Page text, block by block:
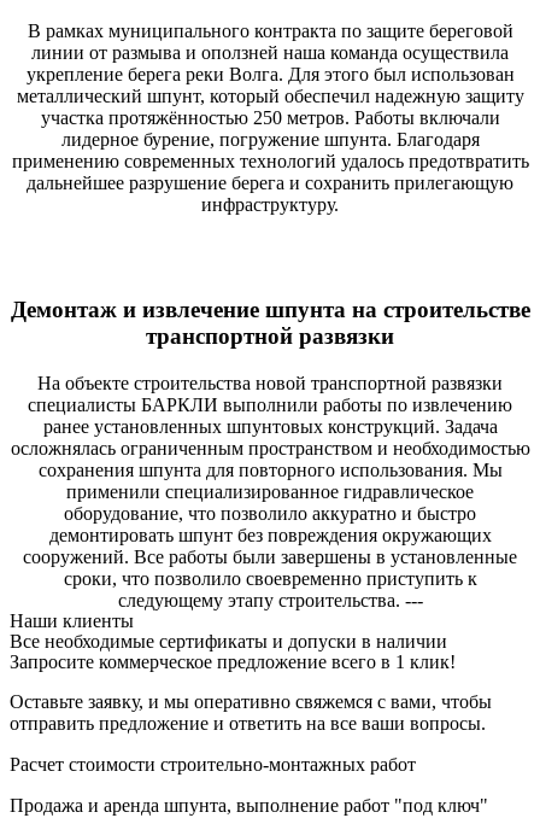
В рамках муниципального контракта по защите береговой
линии от размыва и оползней наша команда осуществила
укрепление берега реки Волга. Для этого был использован
металлический шпунт, который обеспечил надежную защиту
участка протяжённостью 250 метров. Работы включали
лидерное бурение, погружение шпунта. Благодаря
применению современных технологий удалось предотвратить
дальнейшее разрушение берега и сохранить прилегающую
инфраструктуру.
Демонтаж и извлечение шпунта на строительстве
транспортной развязки
На объекте строительства новой транспортной развязки
специалисты БАРКЛИ выполнили работы по извлечению
ранее установленных шпунтовых конструкций. Задача
осложнялась ограниченным пространством и необходимостью
сохранения шпунта для повторного использования. Мы
применили специализированное гидравлическое
оборудование, что позволило аккуратно и быстро
демонтировать шпунт без повреждения окружающих
сооружений. Все работы были завершены в установленные
сроки, что позволило своевременно приступить к
следующему этапу строительства. ---
Наши клиенты
Все необходимые сертификаты и допуски в наличии
Запросите коммерческое предложение всего в 1 клик!
Оставьте заявку, и мы оперативно свяжемся с вами, чтобы
отправить предложение и ответить на все ваши вопросы.
Расчет стоимости строительно-монтажных работ
Продажа и аренда шпунта, выполнение работ "под ключ"